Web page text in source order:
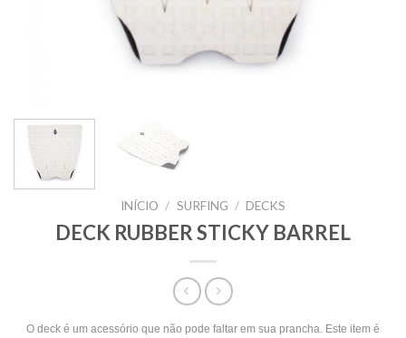
INÍCIO / SURFING / DECKS
DECK RUBBER STICKY BARREL
O deck é um acessório que não pode faltar em sua prancha. Este item é